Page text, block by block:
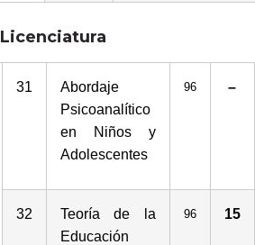
Licenciatura
31
Abordaje
Psicoanalítico
en Niños y
Adolescentes
96 –
32
Teoría de la
Educación
96 15